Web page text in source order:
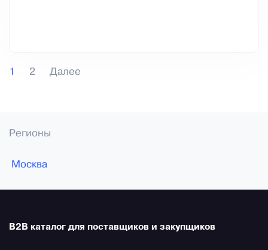
1 2 Далее
Регионы
Москва
B2B каталог для поставщиков и закупщиков